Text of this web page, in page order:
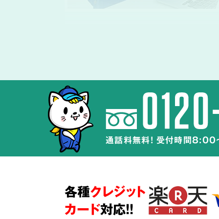
除去・除菌・洗浄
孤独死や事件・事故の現場では体液
完全に取り除くことが最も重要です。
特殊清掃の経験豊富なスタッフが、
また、当社が採用するオゾン脱臭・
ウジ・ハエなどの害虫被害にも効果
通話料無料! 受付時間8:00
各種クレジット
カード対応!!